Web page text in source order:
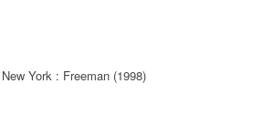
York : Freeman (1998)